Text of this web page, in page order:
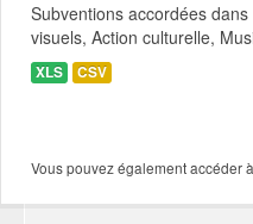
Subventions accordées
visuels, Action culturelle,
XLS CSV
Vous pouvez également accéder